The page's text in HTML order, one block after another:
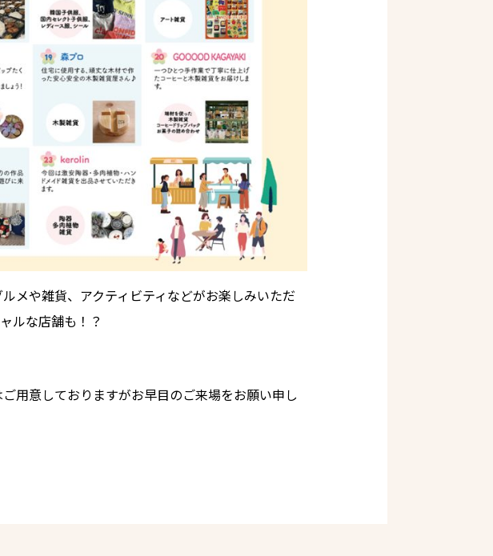
メや雑貨、アクティビティなどがお楽しみいただ
ルな店舗も！？
用意しておりますがお早目のご来場をお願い申し